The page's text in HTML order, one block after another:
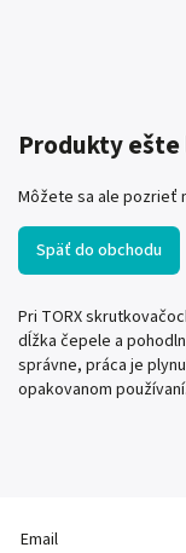
Produkty
Môžete sa ale pozrieť
Späť do obchodu
Pri TORX
dĺžka čepele a
správne, práca je
opakovanom používaní.
Email